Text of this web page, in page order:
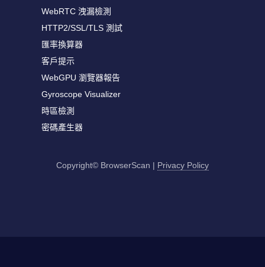
WebRTC 洩漏檢測
HTTP2/SSL/TLS 測試
匯率換算器
客戶提示
WebGPU 瀏覽器報告
Gyroscope Visualizer
時區檢測
密碼產生器
Copyright© BrowserScan | Privacy Policy